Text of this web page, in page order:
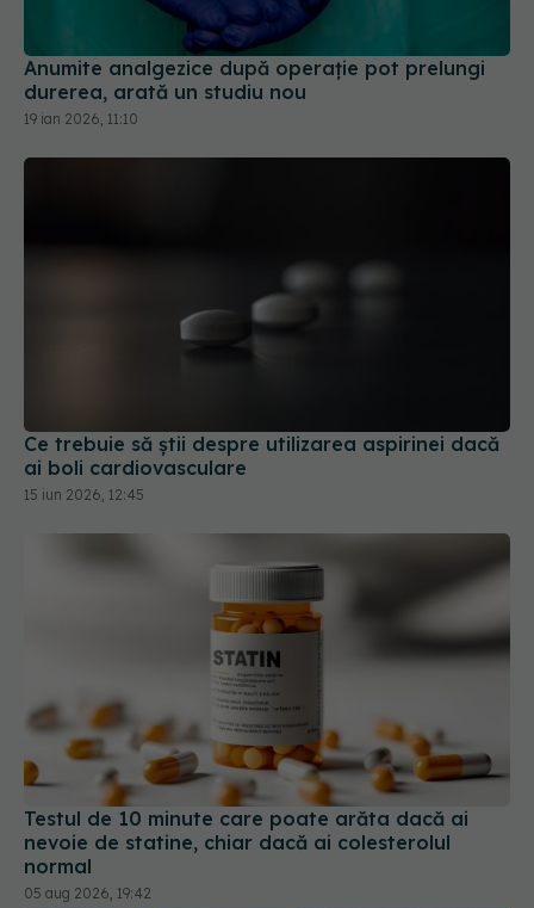
Anumite analgezice după operație pot prelungi
durerea, arată un studiu nou
19 ian 2026, 11:10
15 iun 2026, 12:45
Testul de 10 minute care poate arăta dacă ai
nevoie de statine, chiar dacă ai colesterolul
normal
05 aug 2026, 19:42